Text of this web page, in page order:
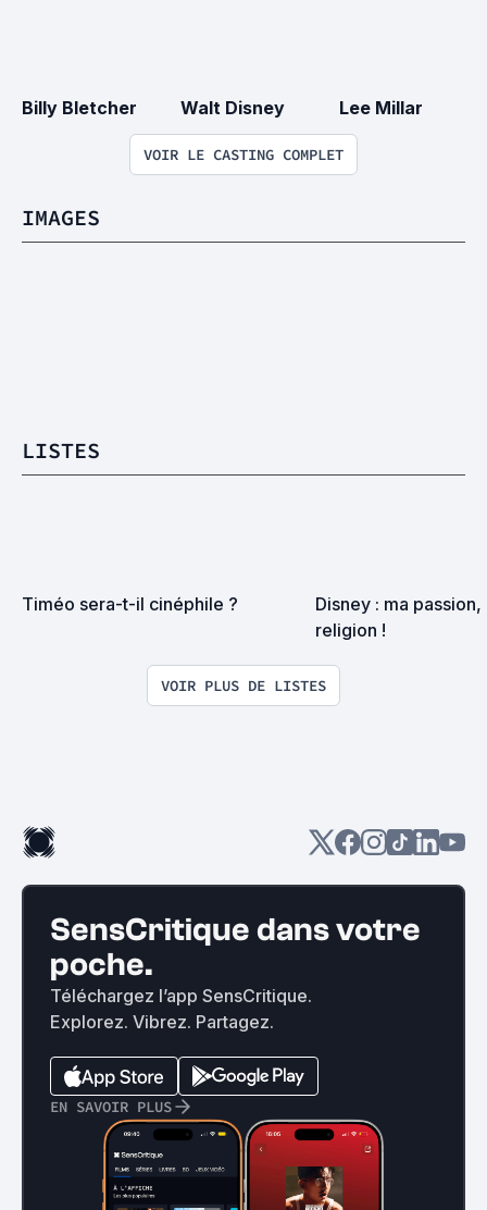
Billy Bletcher Walt Disney Lee Millar
VOIR LE CASTING COMPLET
IMAGES
LISTES
Timéo sera-t-il cinéphile ?
Disney : ma
religion !
VOIR PLUS DE LISTES
SensCritique dans votre
poche.
Téléchargez l’app SensCritique.
Explorez. Vibrez. Partagez.
EN SAVOIR PLUS